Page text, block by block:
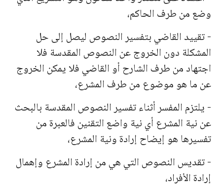
وضع من طرف الحاكم،
- تقييد القاضي بتفسير النصوص ليصل إلى حل
المشكلة دون الخروج عن النصوص المقدسة فلا
اجتهاد من طرف الشارح أو القاضي فلا يمكن الخروج
عن ما هو موضوع من طرف المشرع،
- يلتزم المفسر أثناء تفسير النصوص المقدسة بالبحث
عن نية المشرع أي نية واضع التقنين فالعبرة من
تفسيرها هو إيضاح إرادة ونية المشرع،
- تقديس النصوص التي هي من إرادة المشرع وإهمال
إرادة الأفراد،